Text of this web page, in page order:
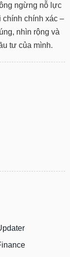
ngừng nỗ lực
chính chính xác –
nhìn rộng và
tư của mình.